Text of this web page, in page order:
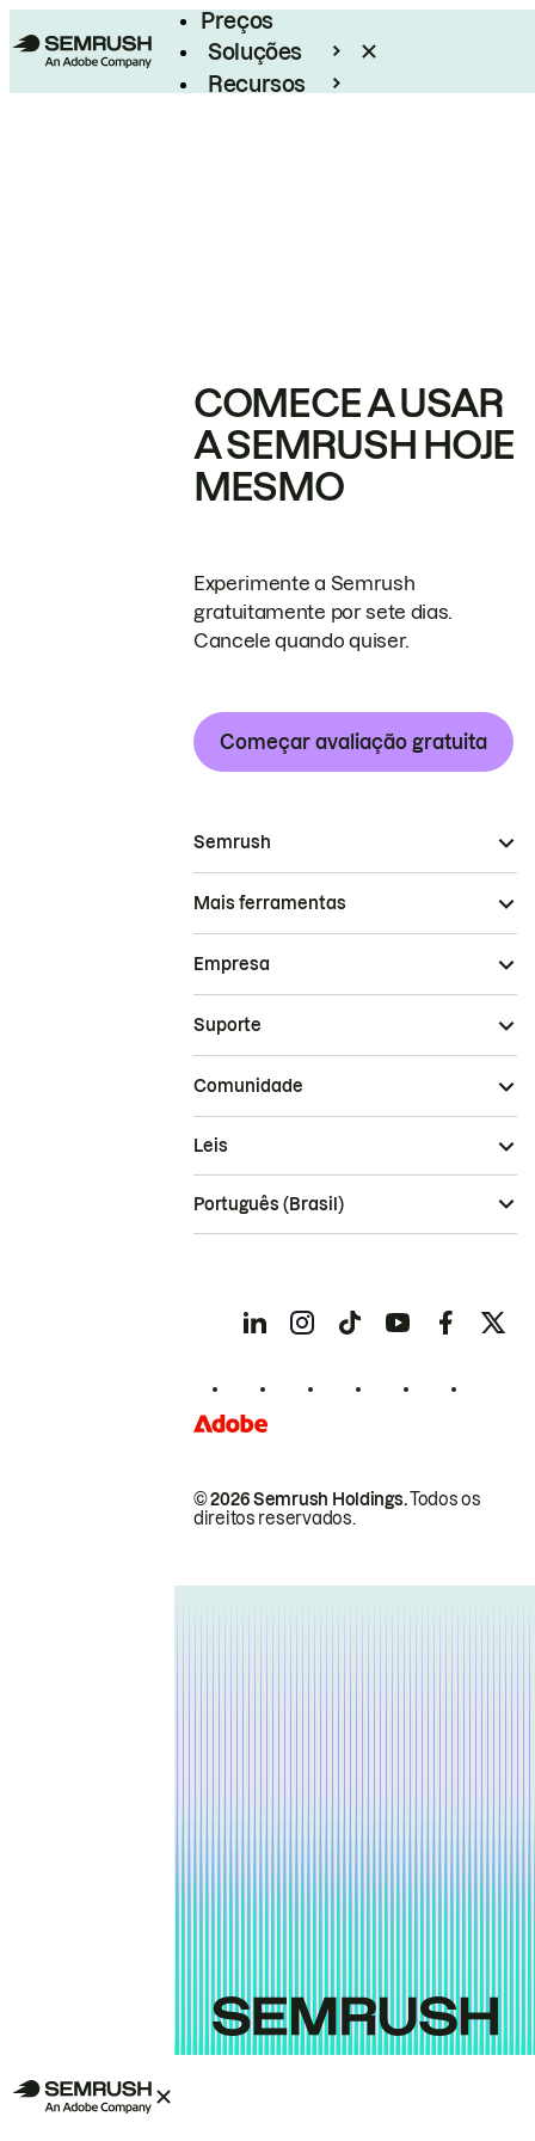
Preços
Soluções
Recursos
COMECE A USAR
A SEMRUSH HOJE
MESMO
Experimente a Semrush
gratuitamente por sete dias.
Cancele quando quiser.
Começar avaliação gratuita
Semrush
Mais ferramentas
Empresa
Suporte
Comunidade
© 2026 Semrush Holdings.Todos os
direitos reservados.
Leis
Português (Brasil)